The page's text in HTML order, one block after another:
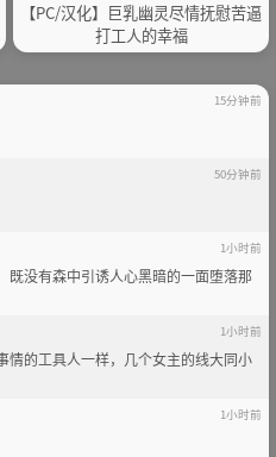
【PC/汉化】巨乳幽灵尽情抚慰苦逼
打工人的幸福
15分钟前
50分钟前
1小时前
既没有森中引诱人心黑暗的一面堕落那
1小时前
情的工具人一样，几个女主的线大同小
1小时前